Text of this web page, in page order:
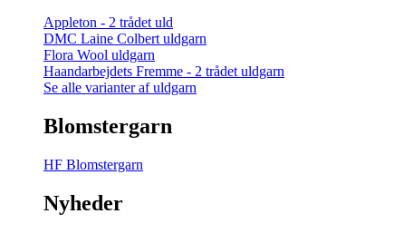
Appleton - 2 trådet uld
DMC Laine Colbert uldgarn
Flora Wool uldgarn
Haandarbejdets Fremme - 2 trådet uldgarn
Se alle varianter af uldgarn
Blomstergarn
HF Blomstergarn
Nyheder